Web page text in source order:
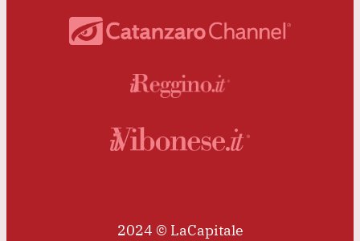
2024 © LaCapitale